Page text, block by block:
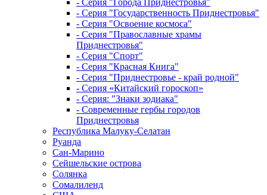
- Серия "Города Приднестровья"
- Серия "Государственность Приднестровья"
- Серия "Освоение космоса"
- Серия "Православные храмы
Приднестровья"
- Серия "Спорт"
- Серия "Красная Книга"
- Серия "Приднестровье - край родной"
- Серия «Китайский гороскоп»
- Серия: "Знаки зодиака"
- Современные гербы городов
Приднестровья
Республика Малуку-Селатан
Руанда
Сан-Марино
Сейшельские острова
Солянка
Сомалиленд